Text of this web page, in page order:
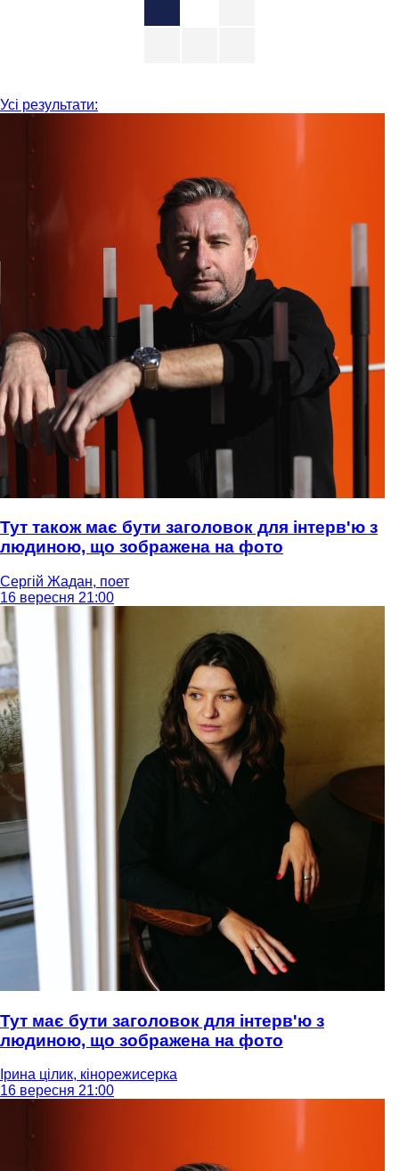
Усі результати:
Тут також має бути заголовок для інтерв'ю з
людиною, що зображена на фото
Сергій Жадан, поет
16 вересня 21:00
Тут має бути заголовок для інтерв'ю з
людиною, що зображена на фото
Ірина цілик, кінорежисерка
16 вересня 21:00